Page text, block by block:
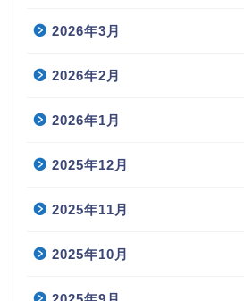
2026年3月
2026年2月
2026年1月
2025年12月
2025年11月
2025年10月